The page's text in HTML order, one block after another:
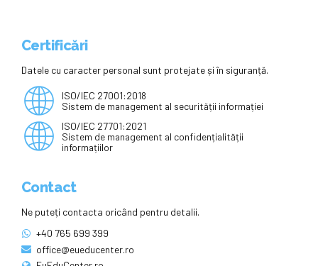
Certificări
Datele cu caracter personal sunt protejate și în siguranță.
ISO/IEC 27001:2018
Sistem de management al securității informației
ISO/IEC 27701:2021
Sistem de management al confidențialității
informațiilor
Contact
Ne puteți contacta oricând pentru detalii.
+40 765 699 399
office@eueducenter.ro